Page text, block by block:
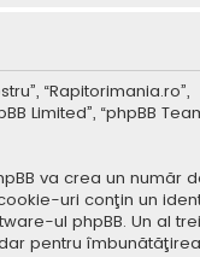
“Rapitorimania.ro”,
Limited”, “phpBB
va crea un număr
uri conţin un
ul phpBB. Un al
pentru